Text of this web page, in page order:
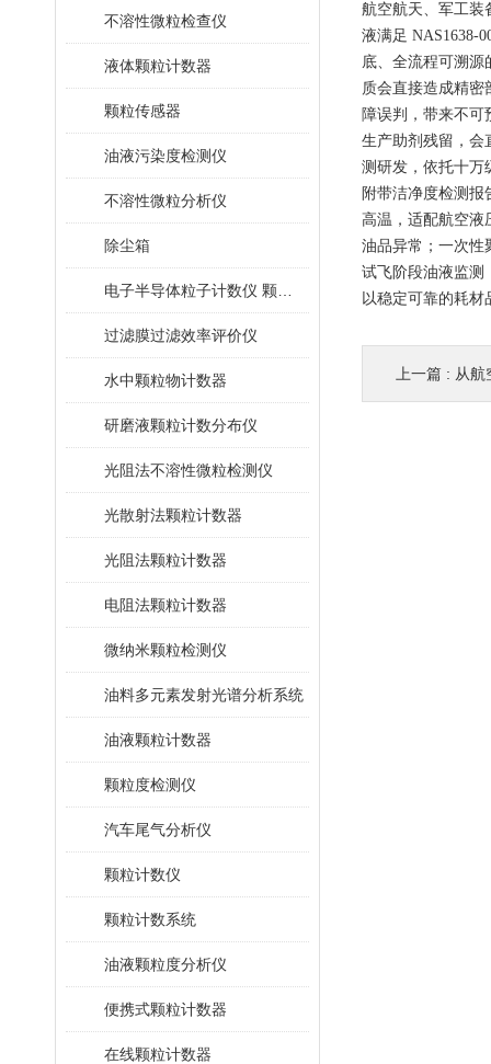
不溶性微粒检查仪
液体颗粒计数器
颗粒传感器
油液污染度检测仪
不溶性微粒分析仪
除尘箱
过滤膜过滤效率评价仪
水中颗粒物计数器
研磨液颗粒计数分布仪
光阻法不溶性微粒检测仪
光散射法颗粒计数器
光阻法颗粒计数器
电阻法颗粒计数器
微纳米颗粒检测仪
油料多元素发射光谱分析系统
油液颗粒计数器
颗粒度检测仪
汽车尾气分析仪
颗粒计数仪
颗粒计数系统
油液颗粒度分析仪
便携式颗粒计数器
在线颗粒计数器
航空航天、军工装
液满足 NAS1638-
底、全流程可溯源
质会直接造成精密
障误判，带来不
生产助剂残留，会
测研发，依托十万
附带洁净度检测
高温，适配航空液
油品异常；一次性
试飞阶段油液监测
以稳定可靠的耗
上一篇 : 从航空